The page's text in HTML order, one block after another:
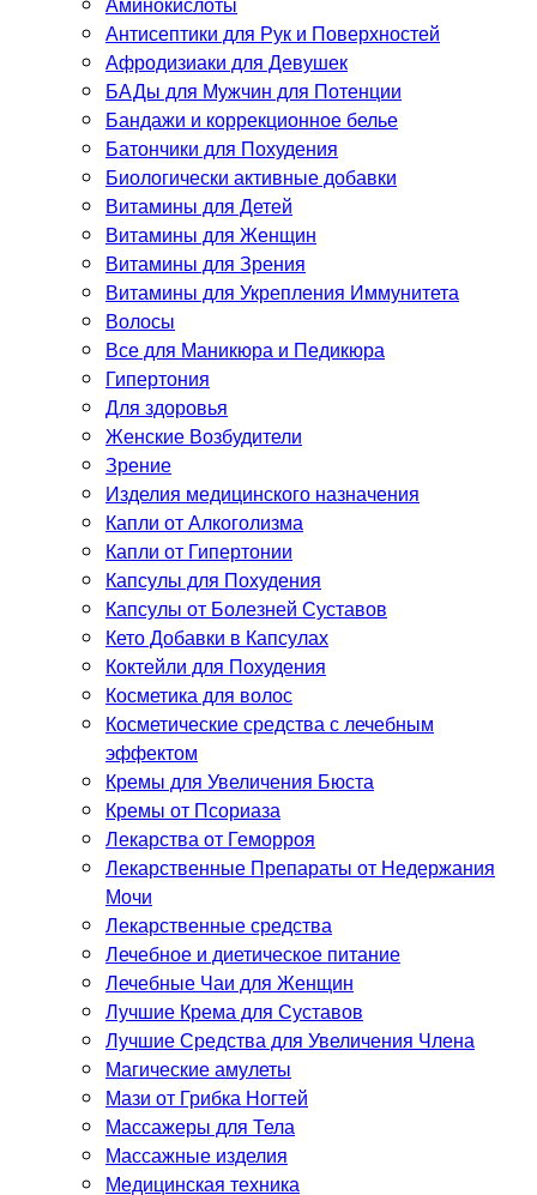
Антисептики для Рук и Поверхностей
Афродизиаки для Девушек
БАДы для Мужчин для Потенции
Бандажи и коррекционное белье
Батончики для Похудения
Биологически активные добавки
Витамины для Детей
Витамины для Женщин
Витамины для Зрения
Витамины для Укрепления Иммунитета
Волосы
Все для Маникюра и Педикюра
Гипертония
Для здоровья
Женские Возбудители
Зрение
Изделия медицинского назначения
Капли от Алкоголизма
Капли от Гипертонии
Капсулы для Похудения
Капсулы от Болезней Суставов
Кето Добавки в Капсулах
Коктейли для Похудения
Косметика для волос
Косметические средства с лечебным
эффектом
Кремы для Увеличения Бюста
Кремы от Псориаза
Лекарства от Геморроя
Лекарственные Препараты от Недержания
Мочи
Лекарственные средства
Лечебное и диетическое питание
Лечебные Чаи для Женщин
Лучшие Крема для Суставов
Лучшие Средства для Увеличения Члена
Магические амулеты
Мази от Грибка Ногтей
Массажеры для Тела
Массажные изделия
Медицинская техника